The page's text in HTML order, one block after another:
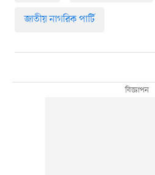
জাতীয় নাগরিক পার্টি